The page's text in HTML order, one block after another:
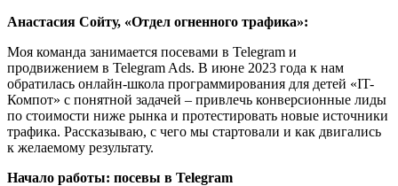
Анастасия Сойту, «Отдел огненного трафика»:
Моя команда занимается посевами в Telegram и
продвижением в Telegram Ads. В июне 2023 года к нам
обратилась онлайн-школа программирования для детей «IT-
Компот» с понятной задачей – привлечь конверсионные лиды
по стоимости ниже рынка и протестировать новые источники
трафика. Рассказываю, с чего мы стартовали и как двигались
к желаемому результату.
Начало работы: посевы в Telegram